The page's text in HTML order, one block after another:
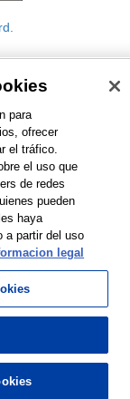
1 >
para
ofrecer
el tráfico.
el uso que
de redes
pueden
haya
a partir del uso
legal